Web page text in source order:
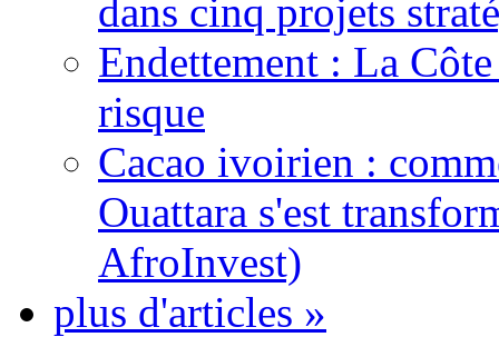
dans cinq projets
Endettement : La
risque
Cacao ivoirien :
Ouattara s'est
AfroInvest)
plus d'articles »